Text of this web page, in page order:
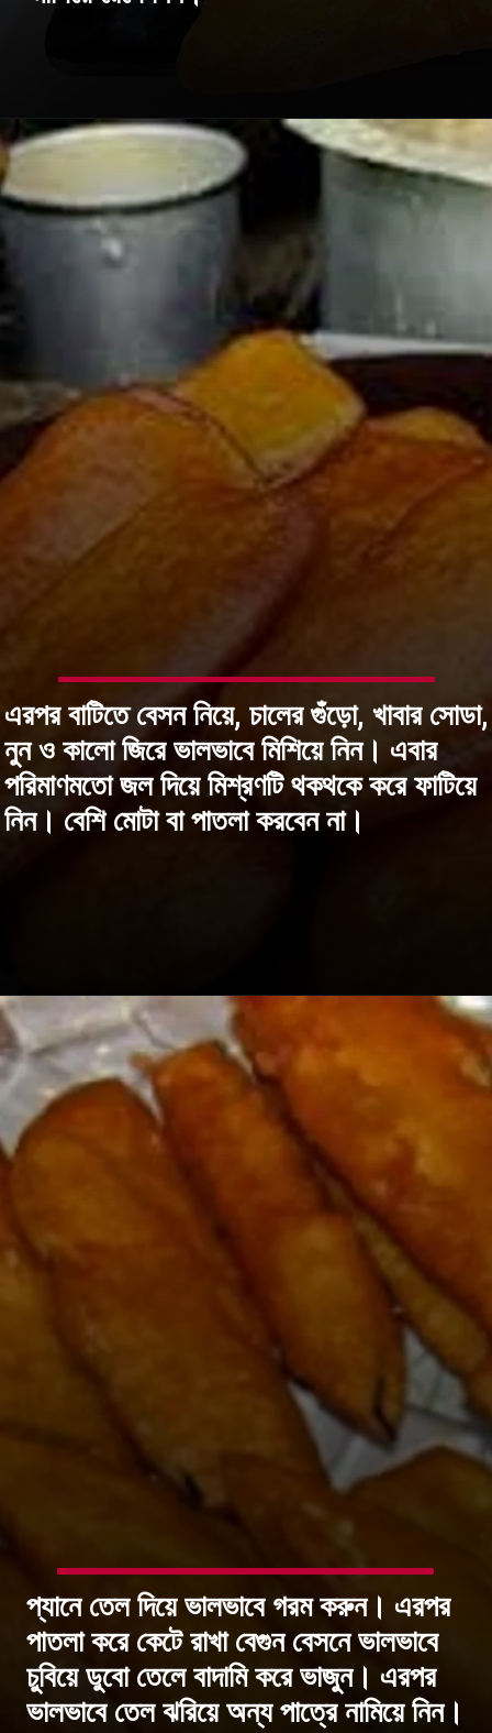
এরপর বাটিতে বেসন নিয়ে, চালের গুঁড়ো, খাবার সোডা,
নুন ও কালো জিরে ভালভাবে মিশিয়ে নিন। এবার
পরিমাণমতো জল দিয়ে মিশ্রণটি থকথকে করে ফাটিয়ে
নিন। বেশি মোটা বা পাতলা করবেন না।
প্যানে তেল দিয়ে ভালভাবে গরম করুন। এরপর
পাতলা করে কেটে রাখা বেগুন বেসনে ভালভাবে
চুবিয়ে ডুবো তেলে বাদামি করে ভাজুন। এরপর
ভালভাবে তেল ঝরিয়ে অন্য পাত্রে নামিয়ে নিন।